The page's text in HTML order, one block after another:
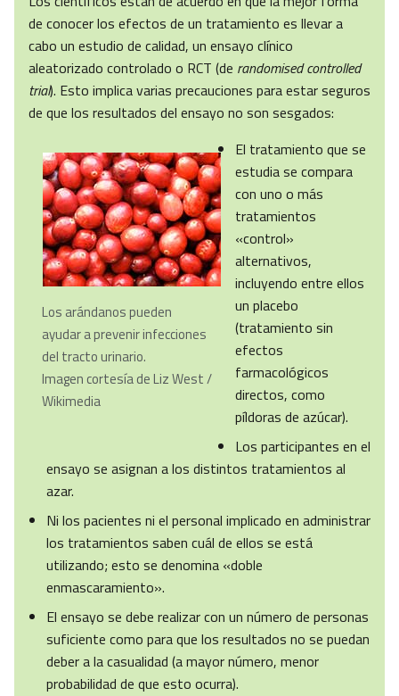
de conocer los efectos de un tratamiento es llevar a
cabo un estudio de calidad, un ensayo clínico
aleatorizado controlado o RCT (de randomised controlled
trial). Esto implica varias precauciones para estar seguros
de que los resultados del ensayo no son sesgados:
Los arándanos pueden
ayudar a prevenir infecciones
del tracto urinario.
Imagen cortesía de Liz West /
Wikimedia
El tratamiento que se
estudia se compara
con uno o más
tratamientos
«control»
alternativos,
incluyendo entre ellos
un placebo
(tratamiento sin
efectos
farmacológicos
directos, como
píldoras de azúcar).
Los participantes en el
ensayo se asignan a los distintos tratamientos al
azar.
Ni los pacientes ni el personal implicado en administrar
los tratamientos saben cuál de ellos se está
utilizando; esto se denomina «doble
enmascaramiento».
El ensayo se debe realizar con un número de personas
suficiente como para que los resultados no se puedan
deber a la casualidad (a mayor número, menor
probabilidad de que esto ocurra).